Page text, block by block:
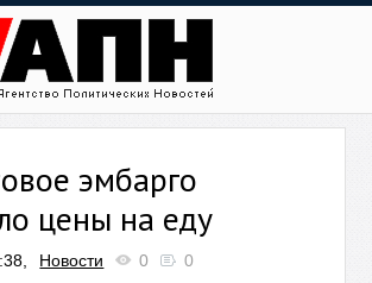
эмбарго
цены на еду
Новости 0 0